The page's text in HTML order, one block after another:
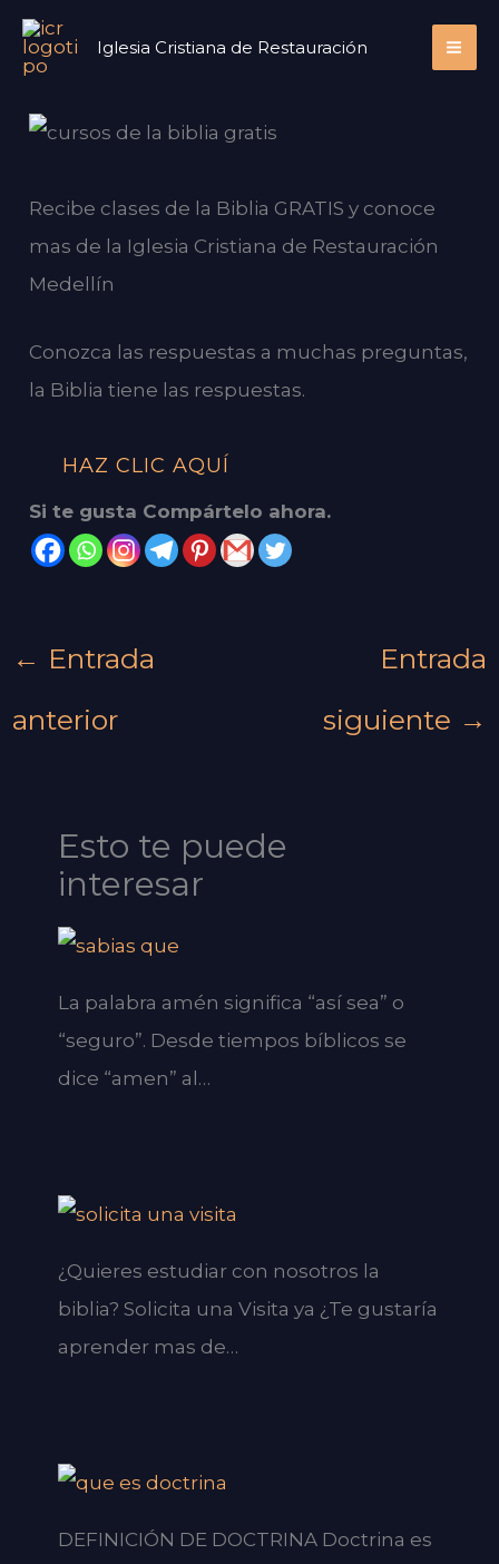
Iglesia Cristiana de Restauración
Recibe clases de la Biblia GRATIS y conoce
mas de la Iglesia Cristiana de Restauración
Medellín
Conozca las respuestas a muchas preguntas,
la Biblia tiene las respuestas.
HAZ CLIC AQUÍ
Si te gusta Compártelo ahora.
← Entrada
anterior
Entrada
siguiente →
Esto te puede
interesar
La palabra amén significa “así sea” o
“seguro”. Desde tiempos bíblicos se
dice “amen” al…
¿Quieres estudiar con nosotros la
biblia? Solicita una Visita ya ¿Te gustaría
aprender mas de…
DEFINICIÓN DE DOCTRINA Doctrina es